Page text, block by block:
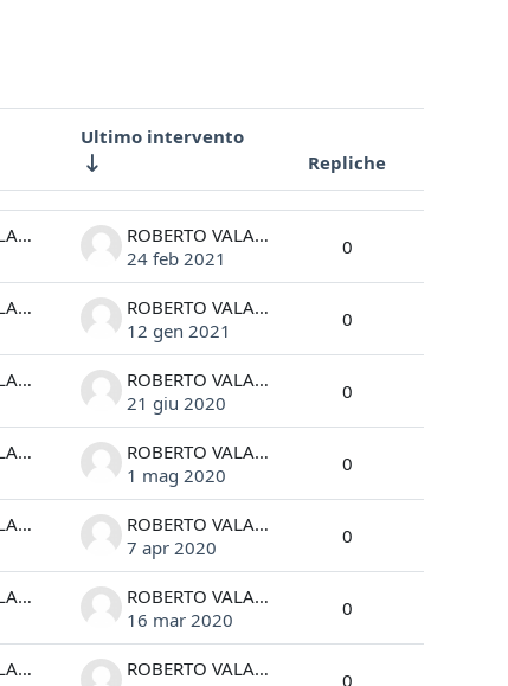
Ultimo intervento
Repliche
Azioni
ROBERTO VALANDRO
ROBERTO VALANDRO
24 feb 2021
0
ROBERTO VALANDRO
ROBERTO VALANDRO
12 gen 2021
0
ROBERTO VALANDRO
ROBERTO VALANDRO
21 giu 2020
0
ROBERTO VALANDRO
ROBERTO VALANDRO
1 mag 2020
0
ROBERTO VALANDRO
ROBERTO VALANDRO
7 apr 2020
0
ROBERTO VALANDRO
ROBERTO VALANDRO
16 mar 2020
0
ROBERTO VALANDRO
ROBERTO VALANDRO
0